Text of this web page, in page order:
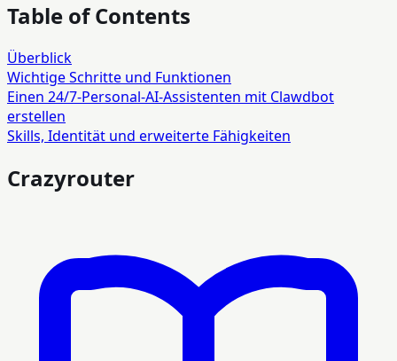
Table of Contents
Überblick
Wichtige Schritte und Funktionen
Einen 24/7‑Personal‑AI‑Assistenten mit Clawdbot
erstellen
Skills, Identität und erweiterte Fähigkeiten
Crazyrouter